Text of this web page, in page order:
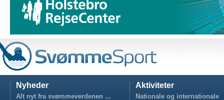
Nyheder
Alt nyt fra svømmeverdenen ...
Aktiviteter
Nationale og internationale